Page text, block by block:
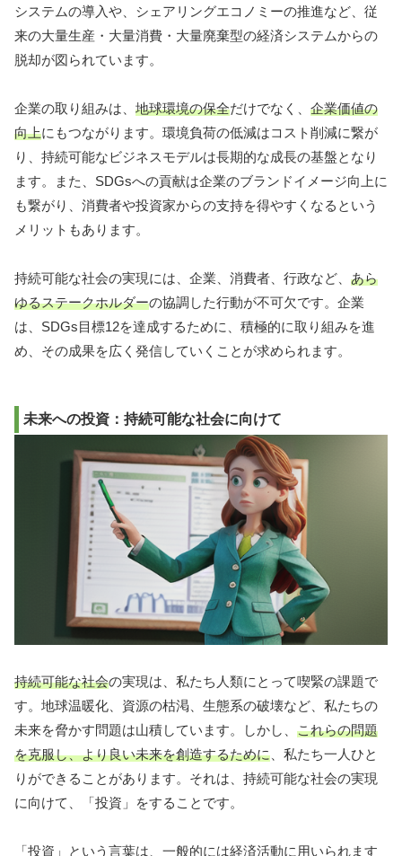
システムの導入や、シェアリングエコノミーの推進など、従
来の大量生産・大量消費・大量廃棄型の経済システムからの
脱却が図られています。
企業の取り組みは、 地球環境の保全だけでなく、 企業価値の
向上にもつながります。環境負荷の低減はコスト削減に繋が
り、持続可能なビジネスモデルは長期的な成長の基盤となり
ます。また、SDGsへの貢献は企業のブランドイメージ向上に
も繋がり、消費者や投資家からの支持を得やすくなるという
メリットもあります。
持続可能な社会の実現には、企業、消費者、行政など、 あら
ゆるステークホルダーの協調した行動が不可欠です。企業
は、SDGs目標12を達成するために、積極的に取り組みを進
め、その成果を広く発信していくことが求められます。
未来への投資：持続可能な社会に向けて
持続可能な社会の実現は、私たち人類にとって喫緊の課題で
す。地球温暖化、資源の枯渇、生態系の破壊など、私たちの
未来を脅かす問題は山積しています。しかし、 これらの問題
を克服し、より良い未来を創造するために 、私たち一人ひと
りができることがあります。それは、持続可能な社会の実現
に向けて、「投資」をすることです。
「投資」という言葉は、一般的には経済活動に用いられます